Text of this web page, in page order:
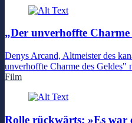
„Der unverhoffte Charme
Denys Arcand, Altmeister des
unverhoffte Charme des Geldes"
Film
Rolle rückwärts: »Es war